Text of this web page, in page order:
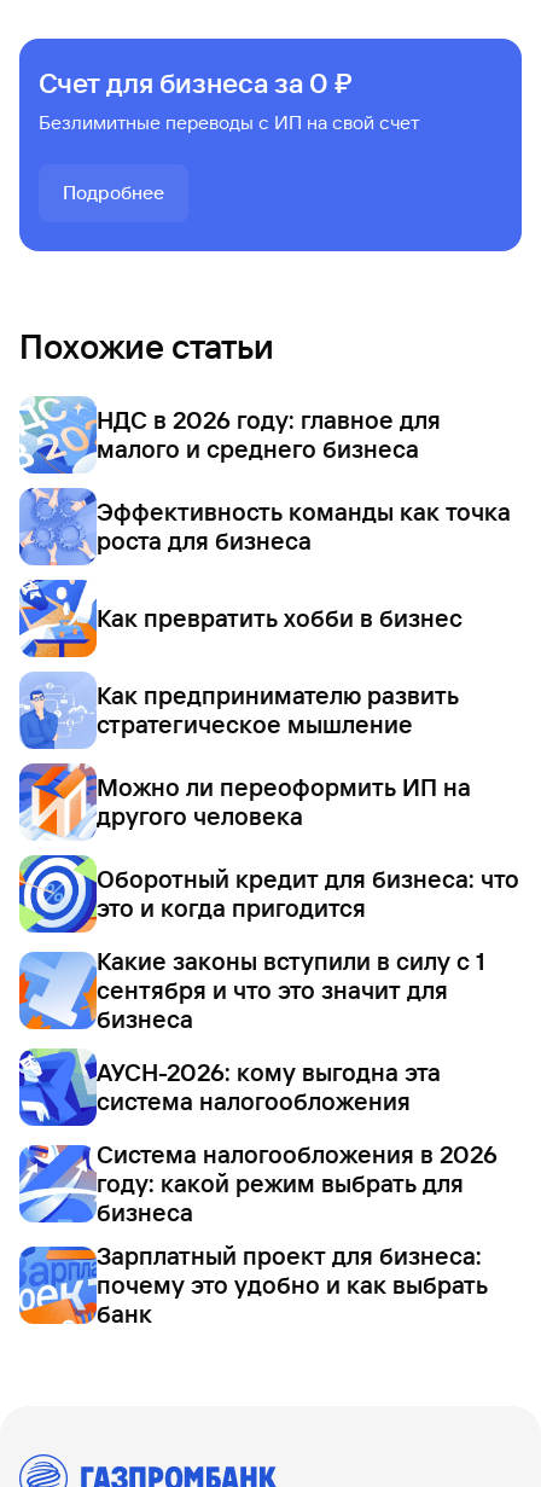
Счет для бизнеса за 0 ₽
Безлимитные переводы с ИП на свой счет
Подробнее
Похожие статьи
НДС в 2026 году: главное для
малого и среднего бизнеса
Эффективность команды как точка
роста для бизнеса
Как превратить хобби в бизнес
Как предпринимателю развить
стратегическое мышление
Можно ли переоформить ИП на
другого человека
Оборотный кредит для бизнеса: что
это и когда пригодится
Какие законы вступили в силу с 1
сентября и что это значит для
бизнеса
АУСН-2026: кому выгодна эта
система налогообложения
Система налогообложения в 2026
году: какой режим выбрать для
бизнеса
Зарплатный проект для бизнеса:
почему это удобно и как выбрать
банк